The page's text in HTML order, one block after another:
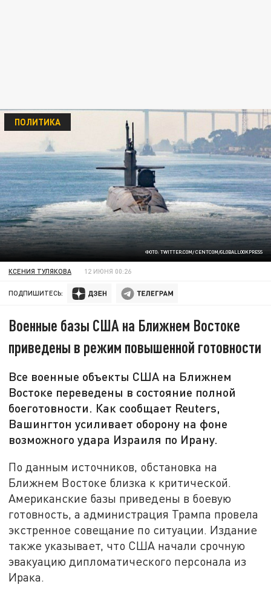
ФОТО: TWITTER.COM/ CENTCOM/GLOBALLOOKPRESS
ПОЛИТИКА
КСЕНИЯ ТУЛЯКОВА 12 ИЮНЯ 00:26
ПОДПИШИТЕСЬ:
Военные базы США на Ближнем Востоке
приведены в режим повышенной готовности
Все военные объекты США на Ближнем
Востоке переведены в состояние полной
боеготовности. Как сообщает Reuters,
Вашингтон усиливает оборону на фоне
возможного удара Израиля по Ирану.
По данным источников, обстановка на
Ближнем Востоке близка к критической.
Американские базы приведены в боевую
готовность, а администрация Трампа провела
экстренное совещание по ситуации. Издание
также указывает, что США начали срочную
эвакуацию дипломатического персонала из
Ирака.